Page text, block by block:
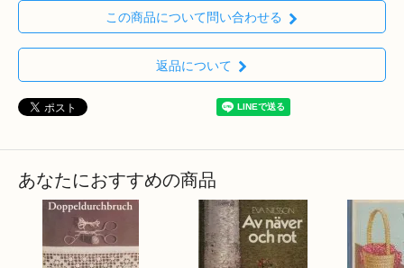
この商品について問い合わせる
返品について
あなたにおすすめの商品